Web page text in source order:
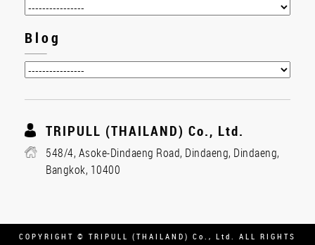
Blog
TRIPULL (THAILAND) Co., Ltd.
548/4, Asoke-Dindaeng Road, Dindaeng, Dindaeng,
Bangkok, 10400
COPYRIGHT © TRIPULL (THAILAND) Co., Ltd. ALL RIGHTS